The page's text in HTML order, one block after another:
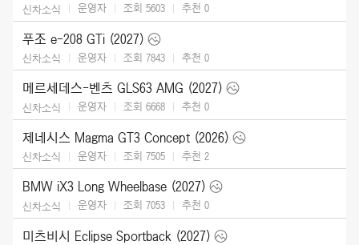
신차소식 운영자 조회 5603 추천 0
푸조 e-208 GTi (2027)
신차소식 운영자 조회 7843 추천 0
메르세데스-벤츠 GLS63 AMG (2027)
신차소식 운영자 조회 6668 추천 0
제네시스 Magma GT3 Concept (2026)
신차소식 운영자 조회 7505 추천 2
BMW iX3 Long Wheelbase (2027)
신차소식 운영자 조회 7053 추천 0
미츠비시 Eclipse Sportback (2027)